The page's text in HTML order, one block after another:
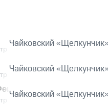
Ильич Чайковский
Чайковский «Щелкунчик»
Ильич Чайковский
Чайковский «Щелкунчик»
Драже
Ильич Чайковский
Чайковский «Щелкунчик»